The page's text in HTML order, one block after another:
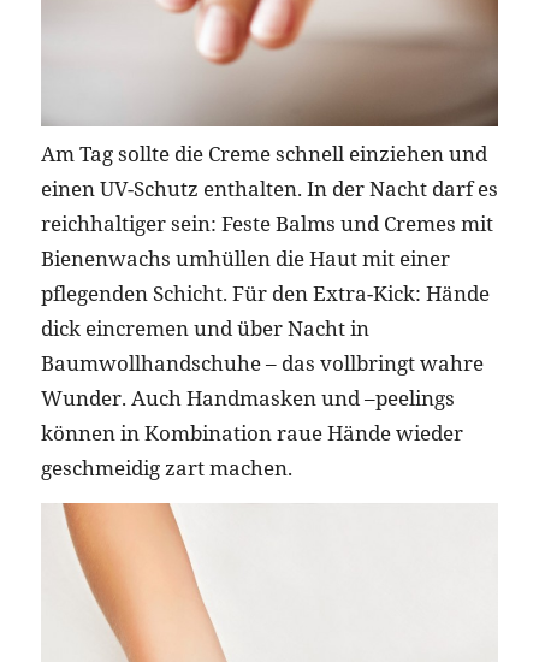
Am Tag sollte die Creme schnell einziehen und
einen UV-Schutz enthalten. In der Nacht darf es
reichhaltiger sein: Feste Balms und Cremes mit
Bienenwachs umhüllen die Haut mit einer
pflegenden Schicht. Für den Extra-Kick: Hände
dick eincremen und über Nacht in
Baumwollhandschuhe – das vollbringt wahre
Wunder. Auch Handmasken und –peelings
können in Kombination raue Hände wieder
geschmeidig zart machen.